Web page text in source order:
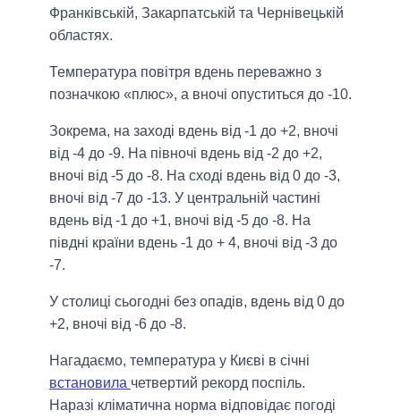
Франківській, Закарпатській та Чернівецькій
областях.
Температура повітря вдень переважно з
позначкою «плюс», а вночі опуститься до -10.
Зокрема, на заході вдень від -1 до +2, вночі
від -4 до -9. На півночі вдень від -2 до +2,
вночі від -5 до -8. На сході вдень від 0 до -3,
вночі від -7 до -13. У центральній частині
вдень від -1 до +1, вночі від -5 до -8. На
півдні країни вдень -1 до + 4, вночі від -3 до
-7.
У столиці сьогодні без опадів, вдень від 0 до
+2, вночі від -6 до -8.
Нагадаємо, температура у Києві в січні
встановила четвертий рекорд поспіль.
Наразі кліматична норма відповідає погоді